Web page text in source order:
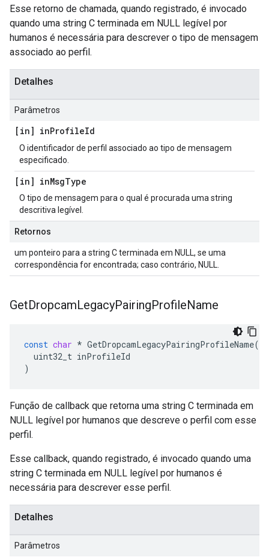
Esse retorno de chamada, quando registrado, é invocado
quando uma string C terminada em NULL legível por
humanos é necessária para descrever o tipo de mensagem
associado ao perfil.
Detalhes
Parâmetros
[in] inProfileId
O identificador de perfil associado ao tipo de mensagem
especificado.
[in] inMsgType
O tipo de mensagem para o qual é procurada uma string
descritiva legível.
Retornos
um ponteiro para a string C terminada em NULL, se uma
correspondência for encontrada; caso contrário, NULL.
GetDropcamLegacyPairingProfileName
const char * GetDropcamLegacyPairingProfileName(
uint32_t inProfileId
)
Função de callback que retorna uma string C terminada em
NULL legível por humanos que descreve o perfil com esse
perfil.
Esse callback, quando registrado, é invocado quando uma
string C terminada em NULL legível por humanos é
necessária para descrever esse perfil.
Detalhes
Parâmetros